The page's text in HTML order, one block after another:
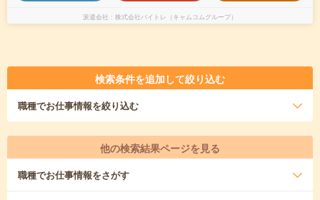
派遣会社 株式会社バイトレ（キャムコムグループ）
検索条件を追加して絞り込む
職種でお仕事情報を絞り込む
他の検索結果ページを見る
職種でお仕事情報をさがす